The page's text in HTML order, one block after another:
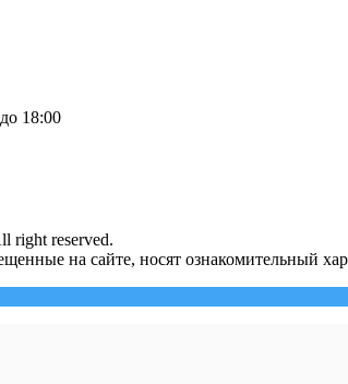
18:00
right reserved.
на сайте, носят ознакомительный